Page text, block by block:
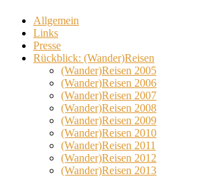
Allgemein
Links
Presse
Rückblick: (Wander)Reisen
(Wander)Reisen 2005
(Wander)Reisen 2006
(Wander)Reisen 2007
(Wander)Reisen 2008
(Wander)Reisen 2009
(Wander)Reisen 2010
(Wander)Reisen 2011
(Wander)Reisen 2012
(Wander)Reisen 2013